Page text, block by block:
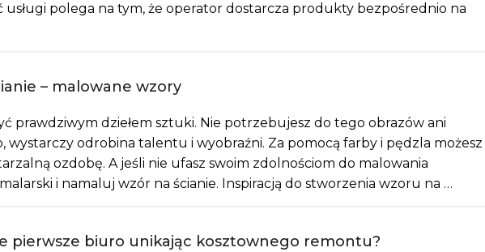
polega na tym, że operator dostarcza produkty bezpośrednio na
– malowane wzory
prawdziwym dziełem sztuki. Nie potrzebujesz do tego obrazów ani
wystarczy odrobina talentu i wyobraźni. Za pomocą farby i pędzla możesz
ozdobę. A jeśli nie ufasz swoim zdolnościom do malowania
i namaluj wzór na ścianie. Inspiracją do stworzenia wzoru na …
pierwsze biuro unikając kosztownego remontu?